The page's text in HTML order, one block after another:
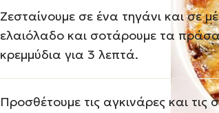
Ζεσταίνουμε σε ένα τηγάνι και σε
ελαιόλαδο και σοτάρουμε τα
κρεμμύδια για 3 λεπτά.
Προσθέτουμε τις αγκινάρες και τις